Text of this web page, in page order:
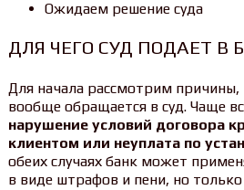
Ожидаем решение суда
ДЛЯ ЧЕГО СУД ПОДАЕТ В
Для начала рассмотрим
вообще обращается в суд. Чаще
нарушение условий договора
клиентом или неуплата по
обеих случаях банк может
в виде штрафов и пени, но только